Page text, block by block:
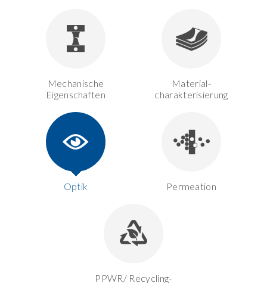
Mechanische
Eigenschaften
Material-
charakterisierung
Optik Permeation
PPWR/ Recycling-